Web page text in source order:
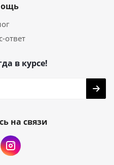
ответ
в курсе!
на связи